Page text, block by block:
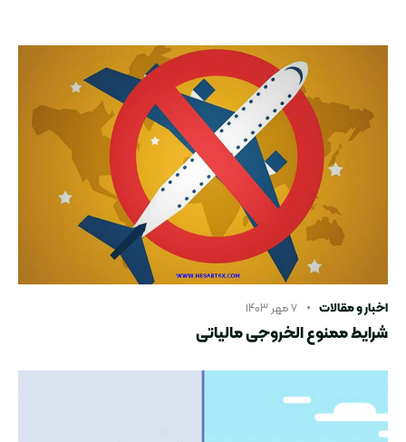
اخبار و مقالات ۷ مهر ۱۴۰۳
شرایط ممنوع الخروجی مالیاتی